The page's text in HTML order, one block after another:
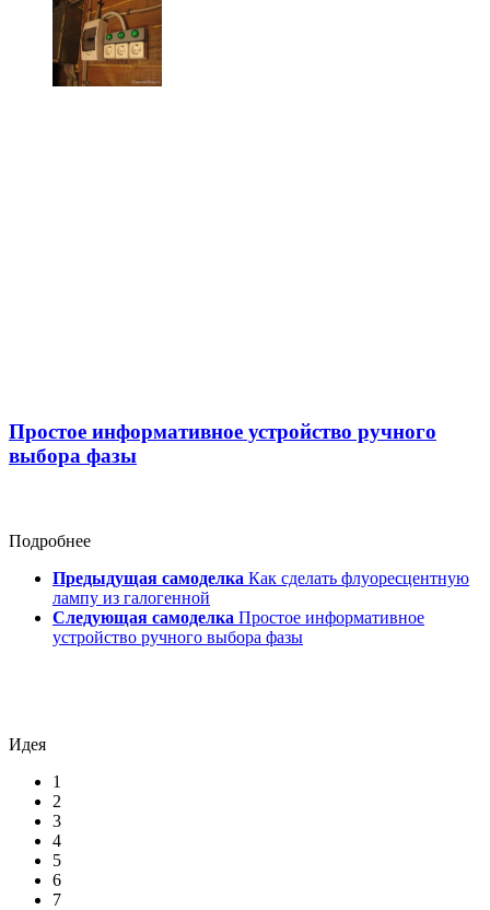
Простое информативное устройство ручного
выбора фазы
Подробнее
Предыдущая самоделка Как сделать флуоресцентную
лампу из галогенной
Следующая самоделка Простое информативное
устройство ручного выбора фазы
Идея
1
2
3
4
5
6
7